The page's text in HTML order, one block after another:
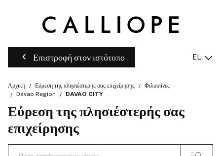
Επιστροφή στον ιστότοπο EL
Αρχική Εύρεση της πλησιέστερής σας επιχείρησης
Φιλιππίνες
Davao Region
DAVAO CITY
Εύρεση της πλησιέστερής σας
επιχείρησης